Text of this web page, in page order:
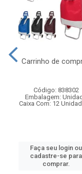
Carrinho de
Código: 838302
Embalagem:
Caixa Com: 12
Faça seu login ou
cadastre-se para
comprar.